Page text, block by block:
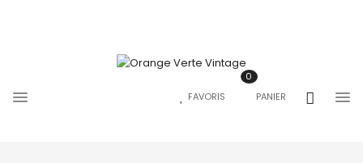
FAVORIS PANIER
0